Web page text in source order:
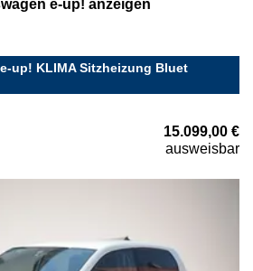
e-up! anzeigen
up! KLIMA Sitzheizung Bluet
15.099,00 €
ausweisbar